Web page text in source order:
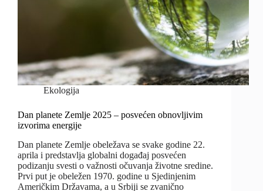
Ekologija
Dan planete Zemlje 2025 – posvećen obnovljivim
izvorima energije
Dan planete Zemlje obeležava se svake godine 22.
aprila i predstavlja globalni događaj posvećen
podizanju svesti o važnosti očuvanja životne sredine.
Prvi put je obeležen 1970. godine u Sjedinjenim
Američkim Državama, a u Srbiji se zvanično